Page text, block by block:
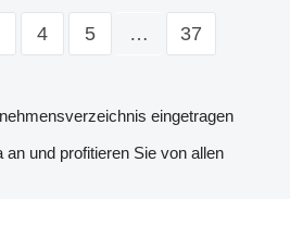
4 5 … 37
eingetragen
und profitieren Sie von allen